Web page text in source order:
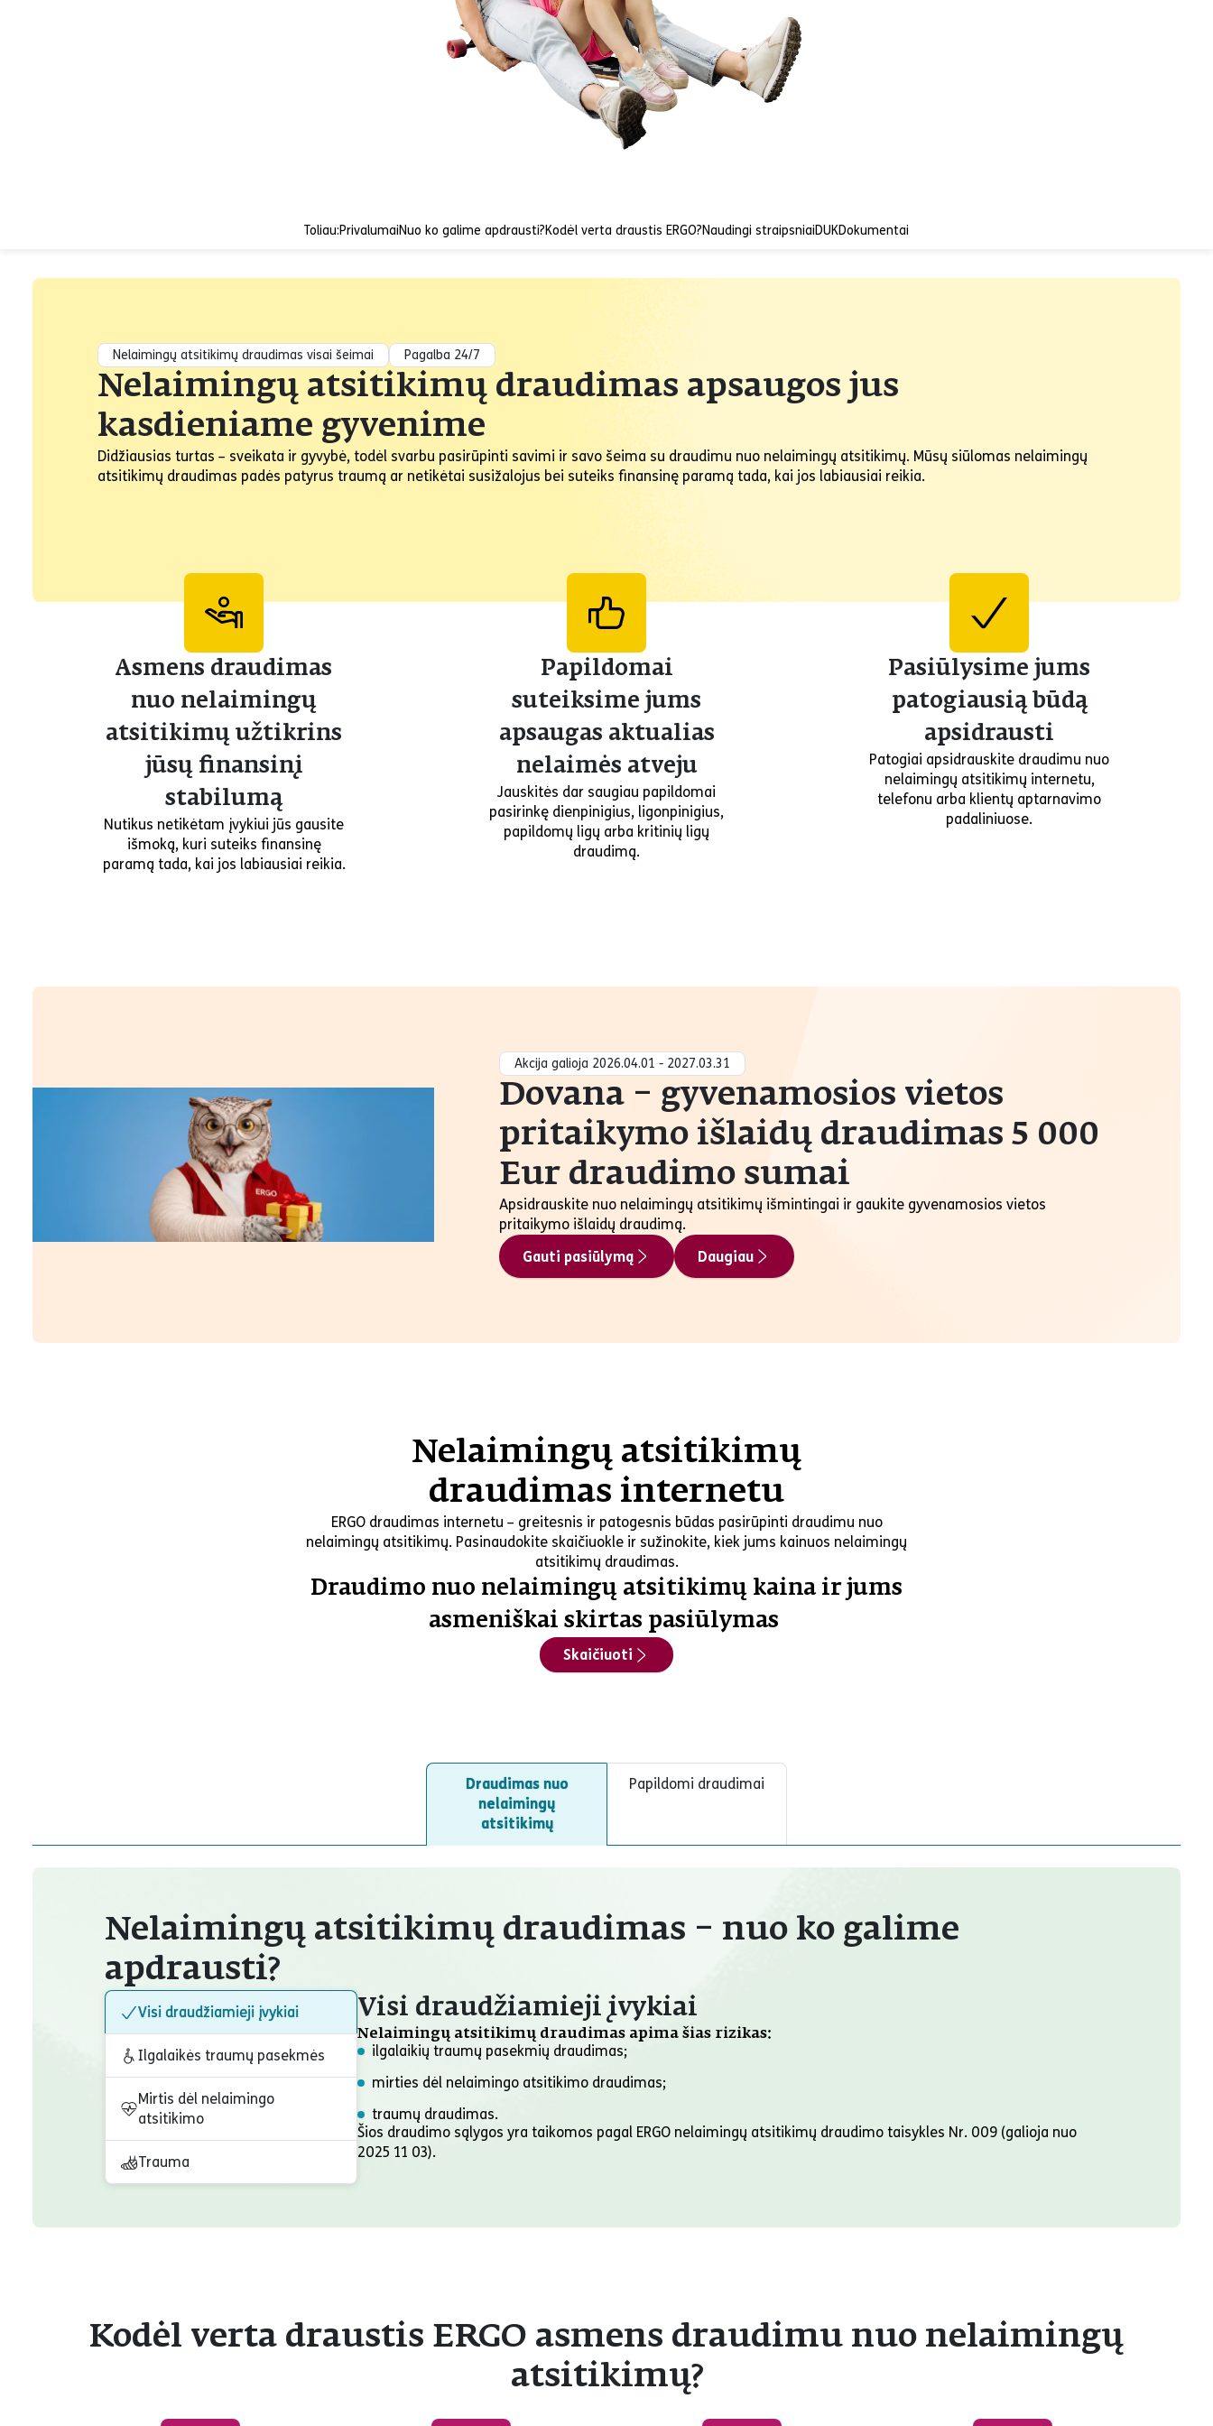
Toliau:PrivalumaiNuo ko galime apdrausti?Kodėl verta draustis ERGO?Naudingi straipsniaiDUKDokumentai
Nelaimingų atsitikimų draudimas visai šeimai Pagalba 24/7
Nelaimingų atsitikimų draudimas apsaugos jus
kasdieniame gyvenime
Didžiausias turtas – sveikata ir gyvybė, todėl svarbu pasirūpinti savimi ir savo šeima su draudimu nuo nelaimingų atsitikimų. Mūsų siūlomas nelaimingų
atsitikimų draudimas padės patyrus traumą ar netikėtai susižalojus bei suteiks finansinę paramą tada, kai jos labiausiai reikia.
Asmens draudimas
nuo nelaimingų
atsitikimų užtikrins
jūsų finansinį
stabilumą
Nutikus netikėtam įvykiui jūs gausite
išmoką, kuri suteiks finansinę
paramą tada, kai jos labiausiai reikia.
Papildomai
suteiksime jums
apsaugas aktualias
nelaimės atveju
Jauskitės dar saugiau papildomai
pasirinkę dienpinigius, ligonpinigius,
papildomų ligų arba kritinių ligų
draudimą.
Pasiūlysime jums
patogiausią būdą
apsidrausti
Patogiai apsidrauskite draudimu nuo
nelaimingų atsitikimų internetu,
telefonu arba klientų aptarnavimo
padaliniuose.
Akcija galioja 2026.04.01 - 2027.03.31
Dovana – gyvenamosios vietos
pritaikymo išlaidų draudimas 5 000
Eur draudimo sumai
Apsidrauskite nuo nelaimingų atsitikimų išmintingai ir gaukite gyvenamosios vietos
pritaikymo išlaidų draudimą.
Gauti pasiūlymą
Daugiau
Nelaimingų atsitikimų
draudimas internetu
ERGO draudimas internetu – greitesnis ir patogesnis būdas pasirūpinti draudimu nuo
nelaimingų atsitikimų. Pasinaudokite skaičiuokle ir sužinokite, kiek jums kainuos nelaimingų
atsitikimų draudimas.
Draudimo nuo nelaimingų atsitikimų kaina ir jums
asmeniškai skirtas pasiūlymas
Skaičiuoti
Draudimas nuo
nelaimingų
atsitikimų
Papildomi draudimai
Nelaimingų atsitikimų draudimas – nuo ko galime
apdrausti?
Visi draudžiamieji įvykiai
Ilgalaikės traumų pasekmės
Mirtis dėl nelaimingo
atsitikimo
Trauma
Visi draudžiamieji įvykiai
Nelaimingų atsitikimų draudimas apima šias rizikas:
ilgalaikių traumų pasekmių draudimas;
mirties dėl nelaimingo atsitikimo draudimas;
traumų draudimas.
Šios draudimo sąlygos yra taikomos pagal ERGO nelaimingų atsitikimų draudimo taisykles Nr. 009 (galioja nuo
2025 11 03).
Kodėl verta draustis ERGO asmens draudimu nuo nelaimingų
atsitikimų?